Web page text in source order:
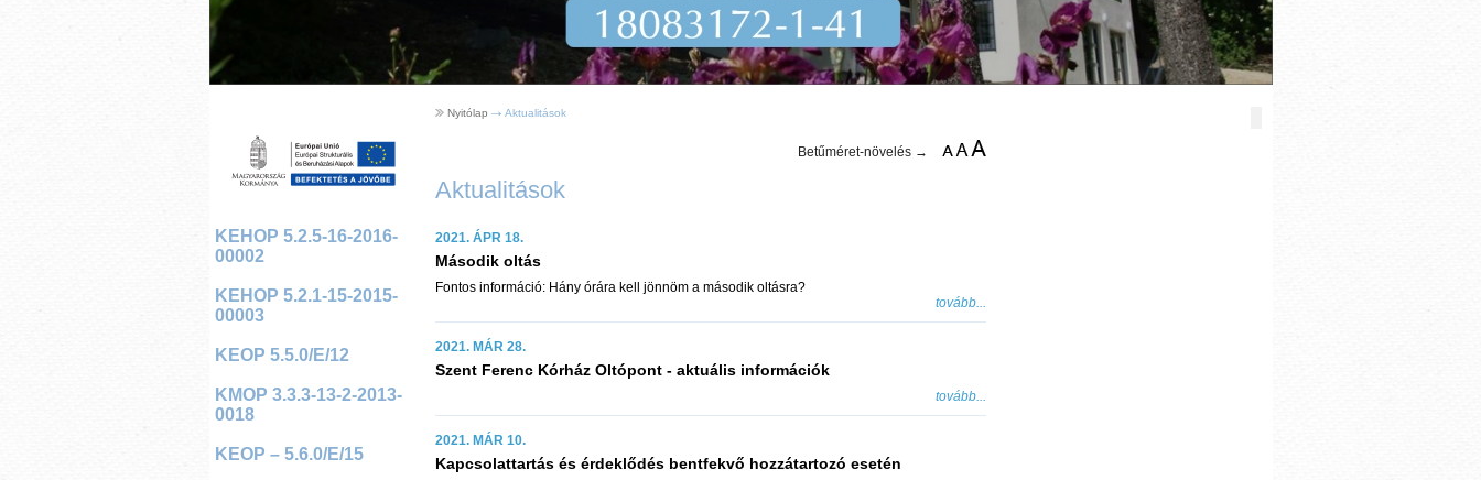
KEHOP 5.2.5-16-2016-
00002
KEHOP 5.2.1-15-2015-
00003
KEOP 5.5.0/E/12
KMOP 3.3.3-13-2-2013-
0018
KEOP – 5.6.0/E/15
Nyitólap Aktualitások
Betűméret-növelés →
Aktualitások
2021. ÁPR 18.
Második oltás
Fontos információ: Hány órára kell jönnöm a második oltásra?
tovább...
2021. MÁR 28.
Szent Ferenc Kórház Oltópont - aktuális információk
tovább...
2021. MÁR 10.
Kapcsolattartás és érdeklődés bentfekvő hozzátartozó esetén